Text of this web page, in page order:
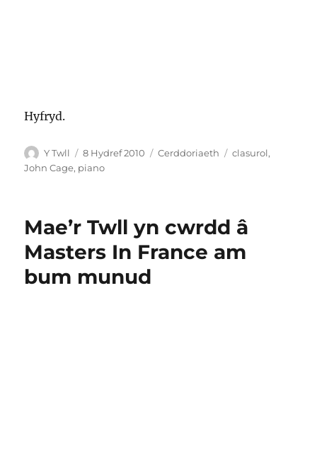
Hyfryd.
Awdur
Y Twll
Cofnodwyd
ar
8 Hydref 2010 Categorïau
Cerddoriaeth Tagiau
clasurol,
John Cage, piano
Mae’r Twll yn cwrdd â
Masters In France am
bum munud